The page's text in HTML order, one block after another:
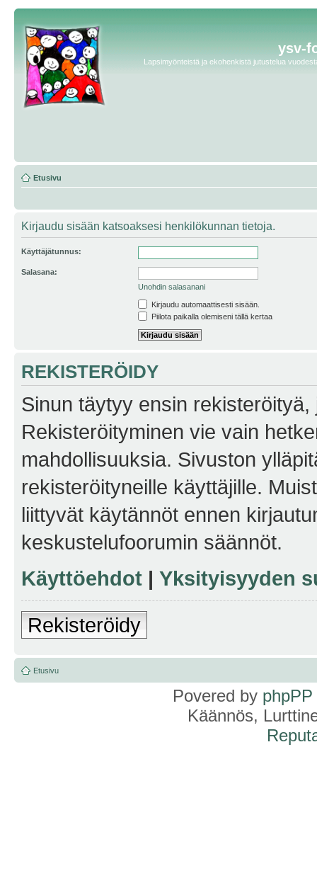
ysv-
Lapsimyönteistä ja ekohenkistä jutustelua
Etusivu
Kirjaudu sisään katsoaksesi henkilökunnan tietoja.
Käyttäjätunnus:
Salasana:
Unohdin salasanani
Kirjaudu automaattisesti sisään.
Piilota paikalla olemiseni tällä kertaa
REKISTERÖIDY
Sinun täytyy ensin
Rekisteröityminen vie vain
mahdollisuuksia. Sivuston
rekisteröityneille käyttäjille.
liittyvät käytännöt ennen
keskustelufoorumin säännöt.
Käyttöehdot | Yksityisyyden
Rekisteröidy
Etusivu
Povered by phpPP
Käännös,